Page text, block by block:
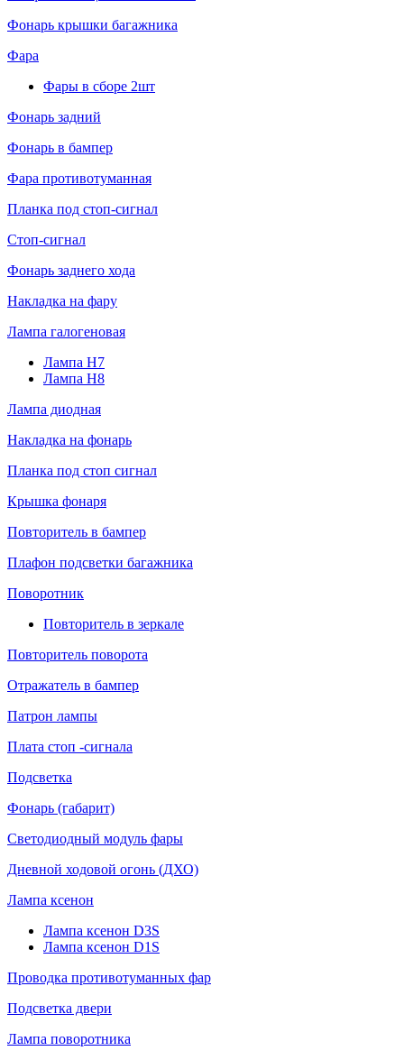
Фонарь крышки багажника
Фара
Фары в сборе 2шт
Фонарь задний
Фонарь в бампер
Фара противотуманная
Планка под стоп-сигнал
Стоп-сигнал
Фонарь заднего хода
Накладка на фару
Лампа галогеновая
Лампа H7
Лампа H8
Лампа диодная
Накладка на фонарь
Планка под стоп сигнал
Крышка фонаря
Повторитель в бампер
Плафон подсветки багажника
Поворотник
Повторитель в зеркале
Повторитель поворота
Отражатель в бампер
Патрон лампы
Плата стоп -сигнала
Подсветка
Фонарь (габарит)
Светодиодный модуль фары
Дневной ходовой огонь (ДХО)
Лампа ксенон
Лампа ксенон D3S
Лампа ксенон D1S
Проводка противотуманных фар
Подсветка двери
Лампа поворотника